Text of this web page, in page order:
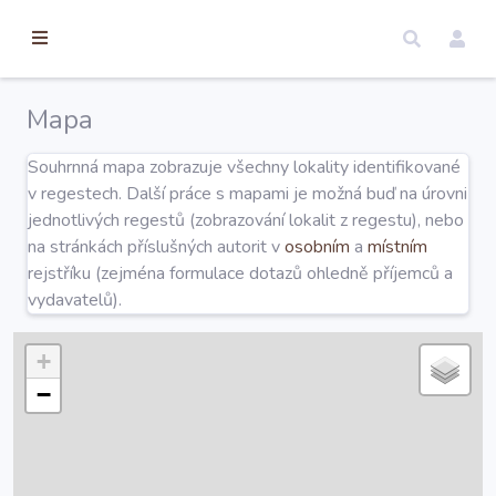
Úvod
Edice
Regesty
Hledat
Mapa
Souhrnná mapa zobrazuje všechny lokality identifikované
v regestech. Další práce s mapami je možná buď na úrovni
jednotlivých regestů (zobrazování lokalit z regestu), nebo
na stránkách příslušných autorit vosobním a místním
rejstříku (zejména formulace dotazů ohledně příjemců a
vydavatelů).
+
−